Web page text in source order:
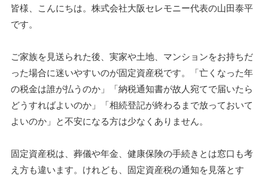
皆様、こんにちは。株式会社大阪セレモニー代表の山田泰平
です。
ご家族を見送られた後、実家や土地、マンションをお持ちだ
った場合に迷いやすいのが固定資産税です。「亡くなった年
の税金は誰が払うのか」「納税通知書が故人宛てで届いたら
どうすればよいのか」「相続登記が終わるまで放っておいて
よいのか」と不安になる方は少なくありません。
固定資産税は、葬儀や年金、健康保険の手続きとは窓口も考
え方も違います。けれども、固定資産税の通知を見落とす